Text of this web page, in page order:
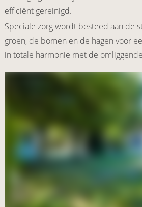
efficiënt gereinigd.
Speciale zorg wordt besteed aan de
groen, de bomen en de hagen voor
in totale harmonie met de